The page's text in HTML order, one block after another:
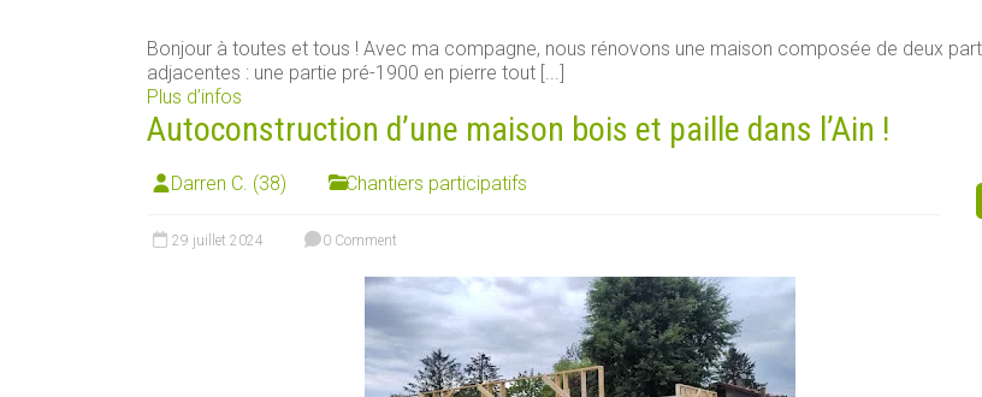
Bonjour à toutes et tous ! Avec ma compagne, nous rénovons une maison composée de deux
adjacentes : une partie pré-1900 en pierre tout [...]
Plus d’infos
Autoconstruction d’une maison bois et paille dans l’Ain !
Darren C. (38) Chantiers participatifs
29 juillet 2024 0 Comment